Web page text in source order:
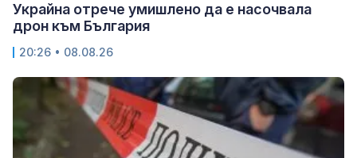
Украйна отрече умишлено да е насочвала
дрон към България
20:26 • 08.08.26